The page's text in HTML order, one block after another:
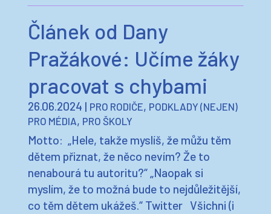
Článek od Dany
Pražákové: Učíme žáky
pracovat s chybami
26.06.2024 | PRO RODIČE, PODKLADY (NEJEN)
PRO MÉDIA, PRO ŠKOLY
Motto: „Hele, takže myslíš, že můžu těm
dětem přiznat, že něco nevím? Že to
nenabourá tu autoritu?“ „Naopak si
myslím, že to možná bude to nejdůležitější,
co těm dětem ukážeš.“ Twitter Všichni (i